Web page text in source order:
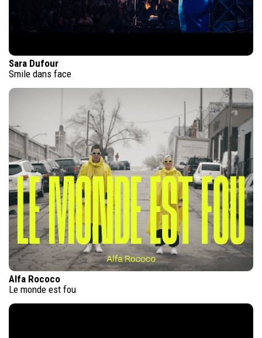
Sara Dufour
Smile dans face
Alfa Rococo
Le monde est fou